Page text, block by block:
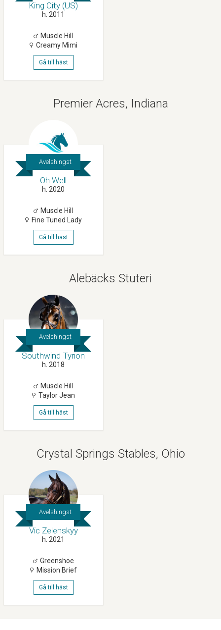
King City (US)
h. 2011
Muscle Hill
Creamy Mimi
Gå till häst
Premier Acres, Indiana
Avelshingst
Oh Well
h. 2020
Muscle Hill
Fine Tuned Lady
Gå till häst
Alebäcks Stuteri
Avelshingst
Southwind Tyrion
h. 2018
Muscle Hill
Taylor Jean
Gå till häst
Crystal Springs Stables, Ohio
Avelshingst
Vic Zelenskyy
h. 2021
Greenshoe
Mission Brief
Gå till häst